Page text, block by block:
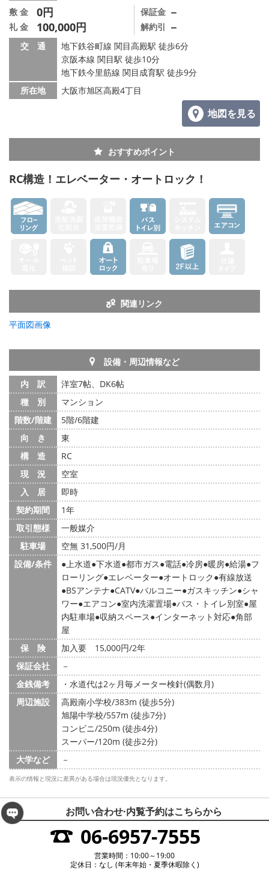
敷 金 0円
礼 金 100,000円
保証金 －
解約引 －
交 通
地下鉄谷町線 関目高殿駅 徒歩6分
京阪本線 関目駅 徒歩10分
地下鉄今里筋線 関目成育駅 徒歩9分
所在地
大阪市旭区高殿4丁目
地図を見る
おすすめポイント
RC構造！エレベーター・オートロック！
関連リンク
平面図画像
設備・周辺情報など
内 訳
洋室7帖、DK6帖
種 別
マンション
階数/階建
5階/6階建
向 き
東
構 造
RC
現 況
空室
入 居
即時
契約期間
1年
取引態様
一般媒介
駐車場
空無 31,500円/月
設備/条件
上水道 下水道 都市ガス 電話 冷房 暖房 給湯 フ
ローリング エレベーター オートロック 有線放送
BSアンテナ CATV バルコニー ガスキッチン シャ
ワー エアコン 室内洗濯置場 バス・トイレ別室 屋
内駐車場 収納スペース インターネット対応 角部
屋
保 険
加入要 15,000円/2年
保証会社
－
金銭備考
・水道代は2ヶ月毎メーター検針(偶数月)
周辺施設
高殿南小学校/383m (徒歩5分)
旭陽中学校/557m (徒歩7分)
コンビニ/250m (徒歩4分)
スーパー/120m (徒歩2分)
大学など
－
表示の情報と現況に差異がある場合は現況優先となります。
お問い合わせ·内覧予約はこちらから
06-6957-7555
営業時間：10:00～19:00
定休日：なし (年末年始・夏季休暇除く)